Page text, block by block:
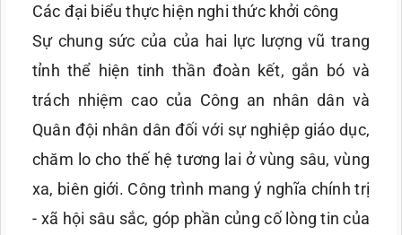
Các đại biểu thực hiện nghi thức khởi công
Sự chung sức của của hai lực lượng vũ trang
tỉnh thể hiện tinh thần đoàn kết, gắn bó và
trách nhiệm cao của Công an nhân dân và
Quân đội nhân dân đối với sự nghiệp giáo dục,
chăm lo cho thế hệ tương lai ở vùng sâu, vùng
xa, biên giới. Công trình mang ý nghĩa chính trị
- xã hội sâu sắc, góp phần củng cố lòng tin của